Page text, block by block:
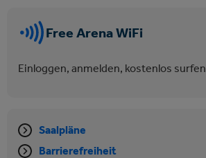
Free Arena WiFi
Einloggen, anmelden, kostenlos surfen
Saalpläne
Barrierefreiheit